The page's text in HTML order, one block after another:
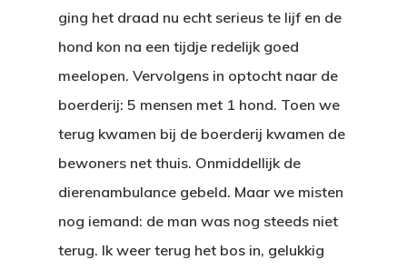
ging het draad nu echt serieus te lijf en de
hond kon na een tijdje redelijk goed
meelopen. Vervolgens in optocht naar de
boerderij: 5 mensen met 1 hond. Toen we
terug kwamen bij de boerderij kwamen de
bewoners net thuis. Onmiddellijk de
dierenambulance gebeld. Maar we misten
nog iemand: de man was nog steeds niet
terug. Ik weer terug het bos in, gelukkig